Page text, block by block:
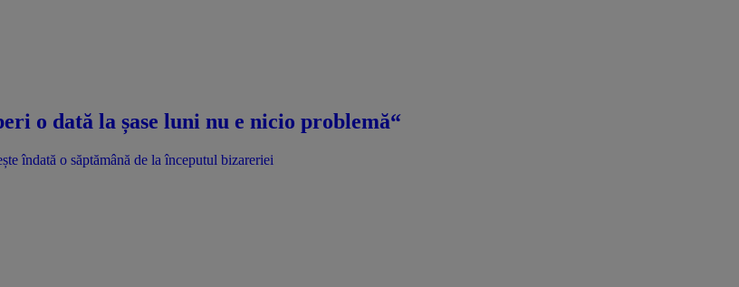
o dată la șase luni nu e nicio problemă“
îndată o săptămână de la începutul bizareriei